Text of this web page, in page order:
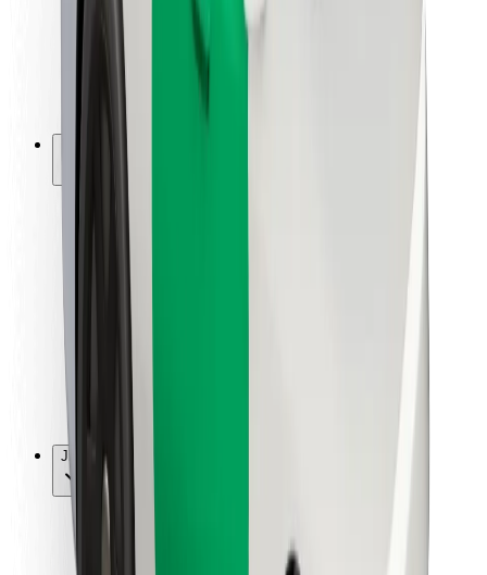
Lokality
Řešení pro města
Letiště
Nabíjecí stanice Bolt
Pro cestující
Pro řidiče
Pro kurýry
Bolt Food
Bolt for Business
Jiné
Partneři
Obchodní podmínky